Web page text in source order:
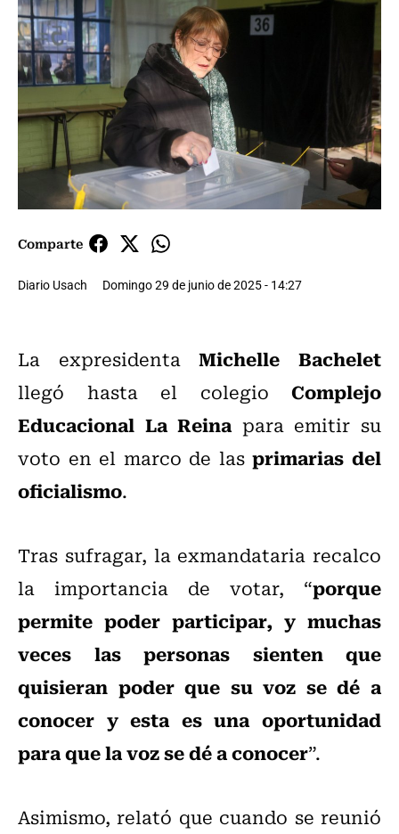
Comparte
Diario Usach Domingo 29 de junio de 2025 - 14:27
La expresidentaMichelle Bachelet
llegó hasta el colegio Complejo
Educacional La Reina para emitir su
voto en el marco de lasprimarias del
oficialismo.
Tras sufragar, la exmandataria recalco
la importancia de votar, “porque
permite poder participar, y muchas
veces las personas sienten que
quisieran poder que su voz se dé a
conocer y esta es una oportunidad
para que la voz se dé a conocer”.
Asimismo, relató que cuando se reunió